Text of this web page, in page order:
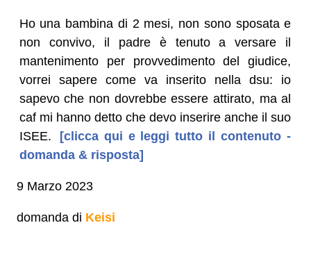
Ho una bambina di 2 mesi, non sono sposata e
non convivo, il padre è tenuto a versare il
mantenimento per provvedimento del giudice,
vorrei sapere come va inserito nella dsu: io
sapevo che non dovrebbe essere attirato, ma al
caf mi hanno detto che devo inserire anche il suo
ISEE.
[clicca qui e leggi tutto il contenuto -
domanda & risposta]
9 Marzo 2023
domanda di Keisi